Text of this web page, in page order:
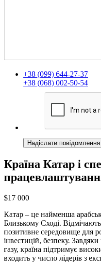
+38 (099) 644-27-37
+38 (068) 002-50-54
Країна Катар і
$17 000
Катар – це найменша
Близькому Сході.
позитивне середовище для
інвестицій, безпеку.
газу, країна підтримує
входить у число лідерів з